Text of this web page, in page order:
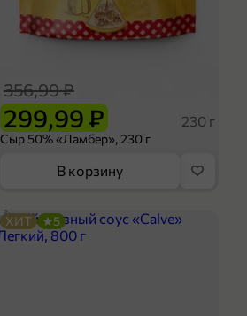
299,99 ₽
356,99 ₽
230 г
Сыр 50% «Ламбер», 230 г
В корзину
ХИТ 5